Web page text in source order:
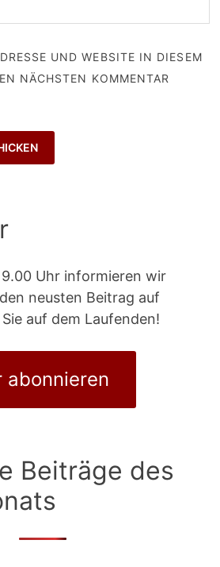
UND WEBSITE IN DIESEM
NÄCHSTEN KOMMENTAR
Uhr informieren wir
neusten Beitrag auf
auf dem Laufenden!
Beiträge des